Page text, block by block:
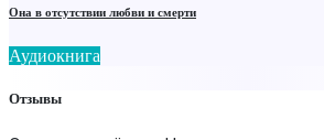
Она в отсутствии любви и смерти
Аудиокнига
Отзывы